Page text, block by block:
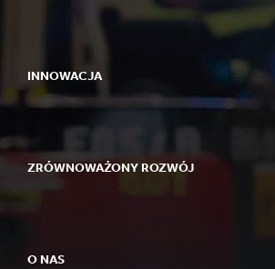
INNOWACJA
ZRÓWNOWAŻONY ROZWÓJ
O NAS